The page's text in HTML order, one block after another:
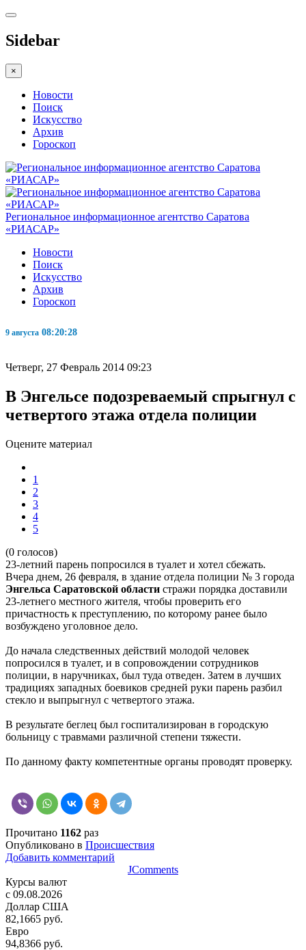
Sidebar
×
Новости
Поиск
Искусство
Архив
Гороскоп
Региональное информационное агентство Саратова
«РИАСАР»
Новости
Поиск
Искусство
Архив
Гороскоп
9 августа 08:20:28
Четверг, 27 Февраль 2014 09:23
В Энгельсе подозреваемый спрыгнул с
четвертого этажа отдела полиции
Оцените материал
1
2
3
4
5
(0 голосов)
23-летний парень попросился в туалет и хотел сбежать.
Вчера днем, 26 февраля, в здание отдела полиции № 3 города
Энгельса Саратовской области стражи порядка доставили
23-летнего местного жителя, чтобы проверить его
причастность к преступлению, по которому ранее было
возбуждено уголовное дело.
До начала следственных действий молодой человек
попросился в туалет, и в сопровождении сотрудников
полиции, в наручниках, был туда отведен. Затем в лучших
традициях западных боевиков средней руки парень разбил
стекло и выпрыгнул с четвертого этажа.
В результате беглец был госпитализирован в городскую
больницу с травмами различной степени тяжести.
По данному факту компетентные органы проводят проверку.
Прочитано 1162 раз
Опубликовано в Происшествия
Добавить комментарий
JComments
Курсы валют
c 09.08.2026
Доллар США
82,1665 руб.
Евро
94,8366 руб.